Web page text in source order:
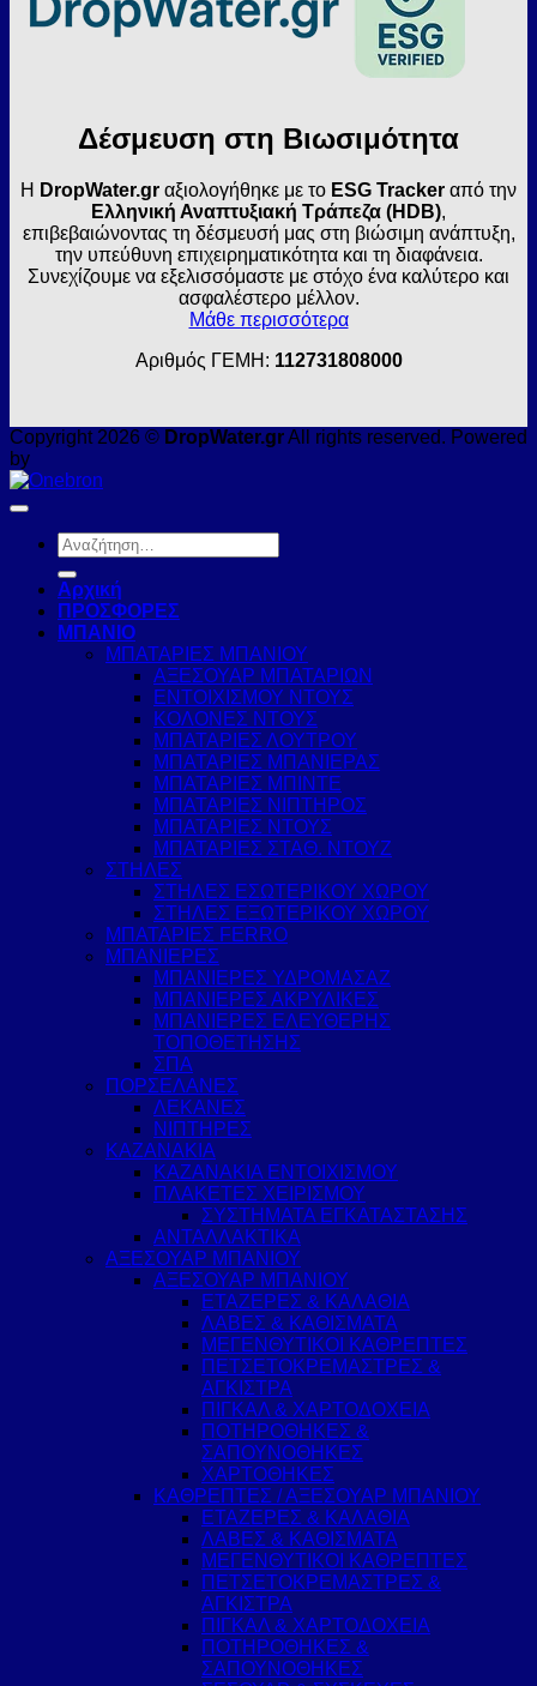
Δέσμευση στη Βιωσιμότητα
Η DropWater.gr αξιολογήθηκε με το ESG Tracker από την
Ελληνική Αναπτυξιακή Τράπεζα (HDB),
επιβεβαιώνοντας τη δέσμευσή μας στη βιώσιμη ανάπτυξη,
την υπεύθυνη επιχειρηματικότητα και τη διαφάνεια.
Συνεχίζουμε να εξελισσόμαστε με στόχο ένα καλύτερο και
ασφαλέστερο μέλλον.
Μάθε περισσότερα
Αριθμός ΓΕΜΗ: 112731808000
Copyright 2026 © DropWater.grAll rights reserved. Powered
by
Αναζήτηση
για:
Αρχική
ΠΡΟΣΦΟΡΕΣ
ΜΠΑΝΙΟ
ΜΠΑΤΑΡΙΕΣ ΜΠΑΝΙΟΥ
ΑΞΕΣΟΥΑΡ ΜΠΑΤΑΡΙΩΝ
ΕΝΤΟΙΧΙΣΜΟΥ ΝΤΟΥΣ
ΚΟΛΟΝΕΣ ΝΤΟΥΣ
ΜΠΑΤΑΡΙΕΣ ΛΟΥΤΡΟΥ
ΜΠΑΤΑΡΙΕΣ ΜΠΑΝΙΕΡΑΣ
ΜΠΑΤΑΡΙΕΣ ΜΠΙΝΤΕ
ΜΠΑΤΑΡΙΕΣ ΝΙΠΤΗΡΟΣ
ΜΠΑΤΑΡΙΕΣ ΝΤΟΥΣ
ΜΠΑΤΑΡΙΕΣ ΣΤΑΘ. ΝΤΟΥΖ
ΣΤΗΛΕΣ
ΣΤΗΛΕΣ ΕΣΩΤΕΡΙΚΟΥ ΧΩΡΟΥ
ΣΤΗΛΕΣ ΕΞΩΤΕΡΙΚΟΥ ΧΩΡΟΥ
ΜΠΑΤΑΡΙΕΣ FERRO
ΜΠΑΝΙΕΡΕΣ
ΜΠΑΝΙΕΡΕΣ ΥΔΡΟΜΑΣΑΖ
ΜΠΑΝΙΕΡΕΣ ΑΚΡΥΛΙΚΕΣ
ΜΠΑΝΙΕΡΕΣ ΕΛΕΥΘΕΡΗΣ
ΤΟΠΟΘΕΤΗΣΗΣ
ΣΠΑ
ΠΟΡΣΕΛΑΝΕΣ
ΛΕΚΑΝΕΣ
ΝΙΠΤΗΡΕΣ
ΚΑΖΑΝΑΚΙΑ
ΚΑΖΑΝΑΚΙΑ ΕΝΤΟΙΧΙΣΜΟΥ
ΠΛΑΚΕΤΕΣ ΧΕΙΡΙΣΜΟΥ
ΣΥΣΤΗΜΑΤΑ ΕΓΚΑΤΑΣΤΑΣΗΣ
ΑΝΤΑΛΛΑΚΤΙΚΑ
ΑΞΕΣΟΥΑΡ ΜΠΑΝΙΟΥ
ΑΞΕΣΟΥΑΡ ΜΠΑΝΙΟΥ
ΕΤΑΖΕΡΕΣ & ΚΑΛΑΘΙΑ
ΛΑΒΕΣ & ΚΑΘΙΣΜΑΤΑ
ΜΕΓΕΝΘΥΤΙΚΟΙ ΚΑΘΡΕΠΤΕΣ
ΠΕΤΣΕΤΟΚΡΕΜΑΣΤΡΕΣ &
ΑΓΚΙΣΤΡΑ
ΠΙΓΚΑΛ & ΧΑΡΤΟΔΟΧΕΙΑ
ΠΟΤΗΡΟΘΗΚΕΣ &
ΣΑΠΟΥΝΟΘΗΚΕΣ
ΧΑΡΤΟΘΗΚΕΣ
ΚΑΘΡΕΠΤΕΣ / ΑΞΕΣΟΥΑΡ ΜΠΑΝΙΟΥ
ΕΤΑΖΕΡΕΣ & ΚΑΛΑΘΙΑ
ΛΑΒΕΣ & ΚΑΘΙΣΜΑΤΑ
ΜΕΓΕΝΘΥΤΙΚΟΙ ΚΑΘΡΕΠΤΕΣ
ΠΕΤΣΕΤΟΚΡΕΜΑΣΤΡΕΣ &
ΑΓΚΙΣΤΡΑ
ΠΙΓΚΑΛ & ΧΑΡΤΟΔΟΧΕΙΑ
ΠΟΤΗΡΟΘΗΚΕΣ &
ΣΑΠΟΥΝΟΘΗΚΕΣ